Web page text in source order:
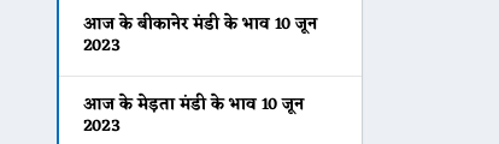
आज के बीकानेर मंडी के भाव 10 जून
2023
आज के मेड़ता मंडी के भाव 10 जून
2023